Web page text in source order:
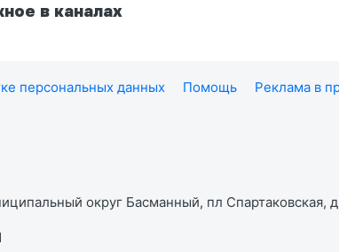
в каналах
персональных данных Помощь Реклама в
округ Басманный, пл Спартаковская,